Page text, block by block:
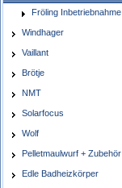
Fröling Inbetriebnahme
Windhager
Vaillant
Brötje
NMT
Solarfocus
Wolf
Pelletmaulwurf + Zubehör
Edle Badheizkörper